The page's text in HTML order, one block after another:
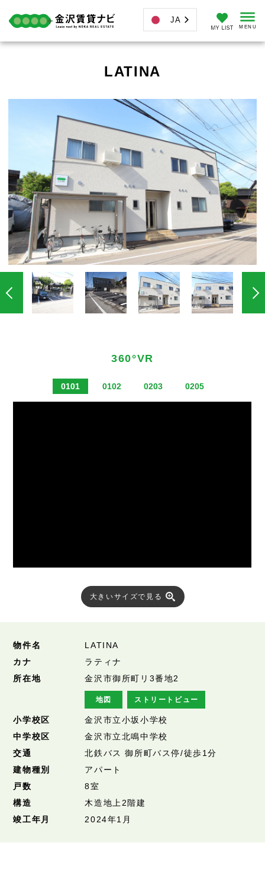
JA
LATINA
360°VR
0101 0102 0203 0205
大きいサイズで見る
物件名
LATINA
カナ
ラティナ
所在地
金沢市御所町リ3番地2
地図 ストリートビュー
小学校区
金沢市立小坂小学校
中学校区
金沢市立北鳴中学校
交通
北鉄バス 御所町バス停/徒歩1分
建物種別
アパート
戸数
8室
構造
木造地上2階建
竣工年月
2024年1月